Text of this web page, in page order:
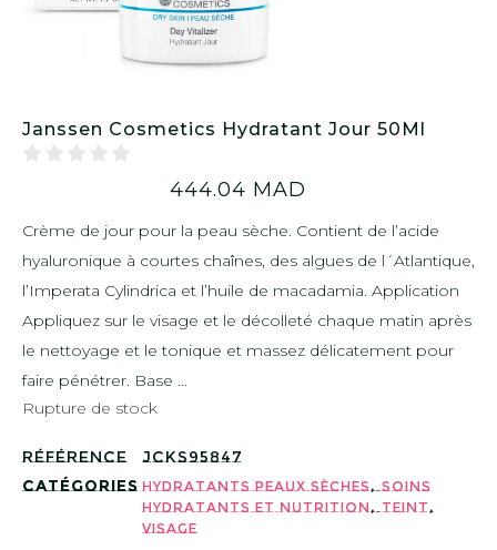
Janssen Cosmetics Hydratant Jour 50Ml
444.04 MAD
Crème de jour pour la peau sèche. Contient de l’acide
hyaluronique à courtes chaînes, des algues de l´Atlantique,
l’Imperata Cylindrica et l’huile de macadamia. Application
Appliquez sur le visage et le décolleté chaque matin après
le nettoyage et le tonique et massez délicatement pour
faire pénétrer. Base ...
Rupture de stock
Référence
JCKS95847
Catégories Hydratants peaux sèches,Soins
Hydratants et Nutrition,Teint,
Visage